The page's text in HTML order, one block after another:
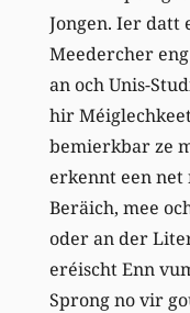
Jongen. Ier
Meedercher
an och Unis-
hir
bemierkbar ze
erkennt een net
Beräich, mee
oder an der
eréischt Enn
Sprong no vir